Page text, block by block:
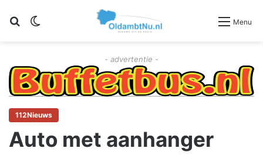
Zoeken Menu
- advertentie -
112Nieuws
Auto met aanhanger